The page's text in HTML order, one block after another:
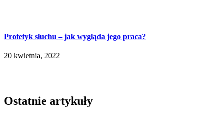
Protetyk słuchu – jak wygląda jego praca?
20 kwietnia, 2022
Ostatnie artykuły